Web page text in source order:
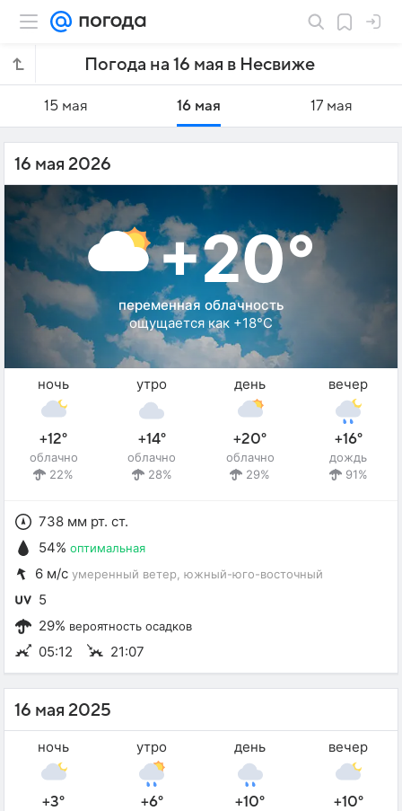
Погода на 16 мая в Несвиже
15 мая 16 мая 17 мая
16 мая 2026
+20°
переменная облачность
ощущается как +18°C
ночь
+12°
облачно
22%
утро
+14°
облачно
28%
день
+20°
облачно
29%
вечер
+16°
дождь
91%
738 мм рт. ст.
54% оптимальная
6 м/с умеренный ветер , южный-юго-восточный
5
29% вероятность осадков
05:12 21:07
16 мая 2025
ночь
+3°
утро
+6°
день
+10°
вечер
+10°